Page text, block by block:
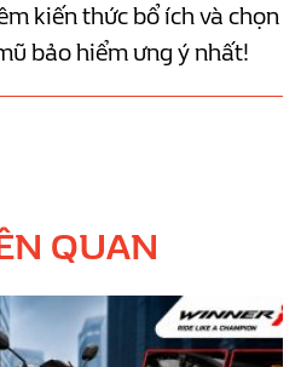
kiến thức bổ ích và chọn
bảo hiểm ưng ý nhất!
QUAN